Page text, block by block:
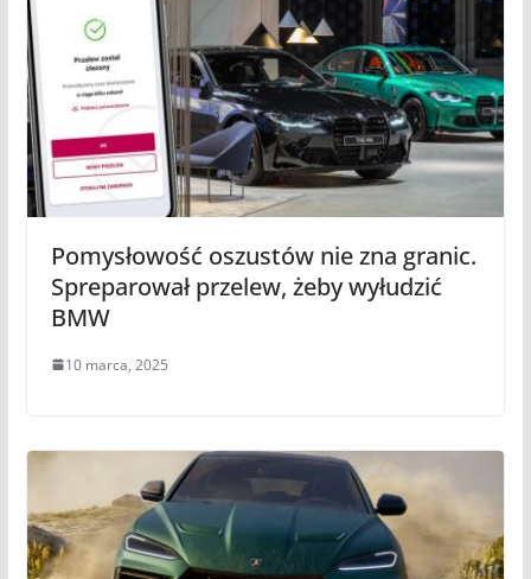
Pomysłowość oszustów nie zna granic.
Spreparował przelew, żeby wyłudzić
BMW
10 marca, 2025